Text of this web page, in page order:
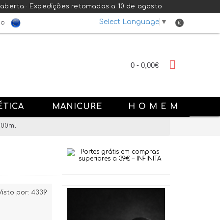
· Expedições retomadas a 10 de agosto
Select Language ▼ €
0 - 0,00€
MANICURE H O M E M
por: 4339